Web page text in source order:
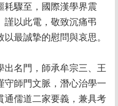
耗驟至，國際漢學界震
謹以此電，敬致沉痛弔
最誠摯的慰問與哀思。
出名門，師承牟宗三、王
守師門文脈，潛心治學一
通儒道二家要義，兼具考